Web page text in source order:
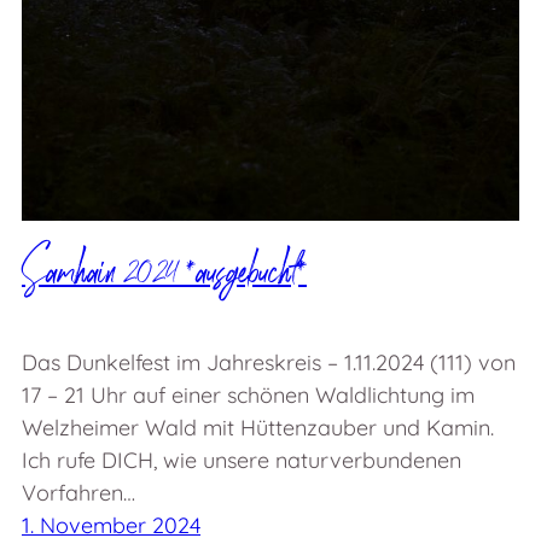
Samhain 2024 *ausgebucht*
Das Dunkelfest im Jahreskreis – 1.11.2024 (111) von
17 – 21 Uhr auf einer schönen Waldlichtung im
Welzheimer Wald mit Hüttenzauber und Kamin.
Ich rufe DICH, wie unsere naturverbundenen
Vorfahren…
1. November 2024